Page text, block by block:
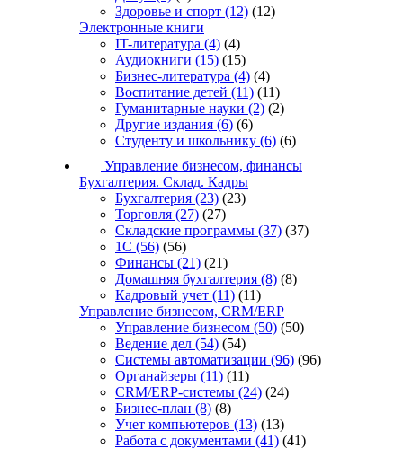
Здоровье и спорт (12) (12)
Электронные книги
IT-литература (4) (4)
Аудиокниги (15) (15)
Бизнес-литература (4) (4)
Воспитание детей (11) (11)
Гуманитарные науки (2) (2)
Другие издания (6) (6)
Студенту и школьнику (6) (6)
Управление бизнесом, финансы
Бухгалтерия. Склад. Кадры
Бухгалтерия (23) (23)
Торговля (27) (27)
Складские программы (37) (37)
1С (56) (56)
Финансы (21) (21)
Домашняя бухгалтерия (8) (8)
Кадровый учет (11) (11)
Управление бизнесом, CRM/ERP
Управление бизнесом (50) (50)
Ведение дел (54) (54)
Системы автоматизации (96) (96)
Органайзеры (11) (11)
CRM/ERP-системы (24) (24)
Бизнес-план (8) (8)
Учет компьютеров (13) (13)
Работа с документами (41) (41)